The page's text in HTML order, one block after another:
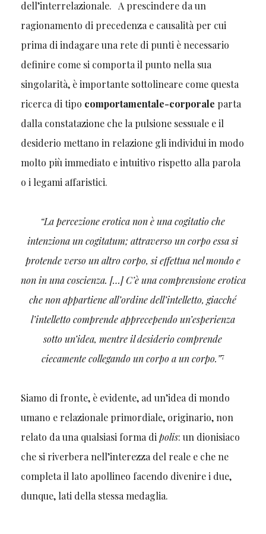
dell’interrelazionale. A prescindere da un
ragionamento di precedenza e causalità per cui
prima di indagare una rete di punti è necessario
definire come si comporta il punto nella sua
singolarità, è importante sottolineare come questa
ricerca di tipo comportamentale-corporale parta
dalla constatazione che la pulsione sessuale e il
desiderio mettano in relazione gli individui in modo
molto più immediato e intuitivo rispetto alla parola
o i legami affaristici.
“La percezione erotica non è una cogitatio che
intenziona un cogitatum; attraverso un corpo essa si
protende verso un altro corpo, si effettua nel mondo e
non in una coscienza. […] C’è una comprensione erotica
che non appartiene all’ordine dell’intelletto, giacché
l’intelletto comprende apprecependo un’esperienza
sotto un’idea, mentre il desiderio comprende
ciecamente collegando un corpo a un corpo.”7
Siamo di fronte, è evidente, ad un’idea di mondo
umano e relazionale primordiale, originario, non
relato da una qualsiasi forma dipolis: un dionisiaco
che si riverbera nell’interezza del reale e che ne
completa il lato apollineo facendo divenire i due,
dunque, lati della stessa medaglia.